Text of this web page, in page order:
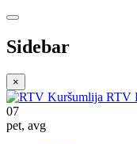
Sidebar
×
RTV
07
pet, avg